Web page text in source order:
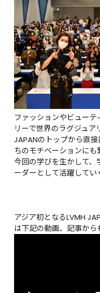
ファッションやビュー
リーで世界のラグジュア
JAPANのトップから直
ちのモチベーションにも
今回の学びを生かして、
ーダーとして活躍してい
アジア初となるLVMH
は下記の動画、記事から